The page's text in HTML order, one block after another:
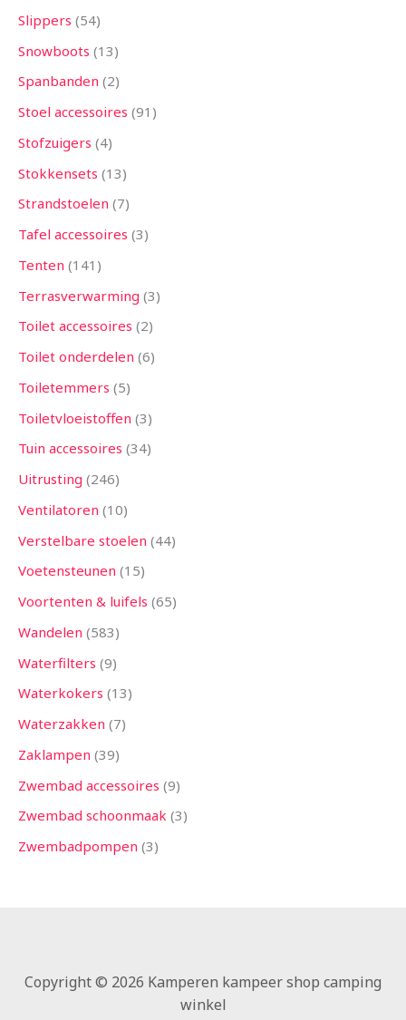
Slippers 54
Snowboots 13
Spanbanden 2
Stoel accessoires 91
Stofzuigers 4
Stokkensets 13
Strandstoelen 7
Tafel accessoires 3
Tenten 141
Terrasverwarming 3
Toilet accessoires 2
Toilet onderdelen 6
Toiletemmers 5
Toiletvloeistoffen 3
Tuin accessoires 34
Uitrusting 246
Ventilatoren 10
Verstelbare stoelen 44
Voetensteunen 15
Voortenten & luifels 65
Wandelen 583
Waterfilters 9
Waterkokers 13
Waterzakken 7
Zaklampen 39
Zwembad accessoires 9
Zwembad schoonmaak 3
Zwembadpompen 3
Copyright © 2026 Kamperen kampeer shop camping
winkel